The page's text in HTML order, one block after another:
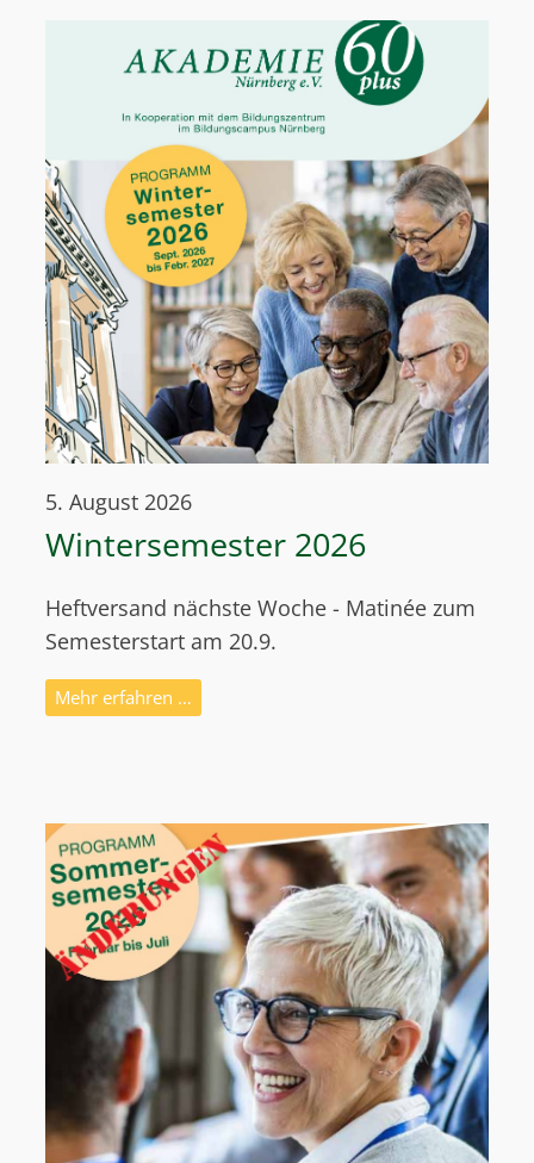
5. August 2026
Wintersemester 2026
Heftversand nächste Woche - Matinée zum
Semesterstart am 20.9.
Mehr erfahren …